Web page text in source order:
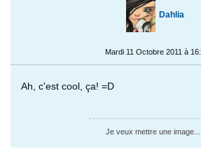
Dahlia
Mardi 11 Octobre 2011 à
Ah, c'est cool, ça! =D
Je veux mettre une image...